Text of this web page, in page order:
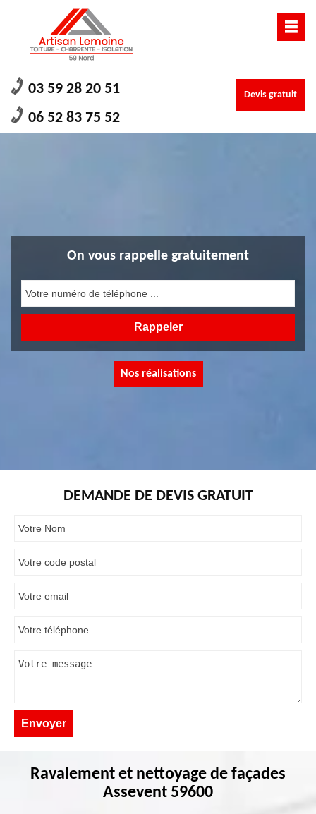
03 59 28 20 51
06 52 83 75 52
Devis gratuit
On vous rappelle gratuitement
Nos réalisations
DEMANDE DE DEVIS GRATUIT
Ravalement et nettoyage de façades
Assevent 59600